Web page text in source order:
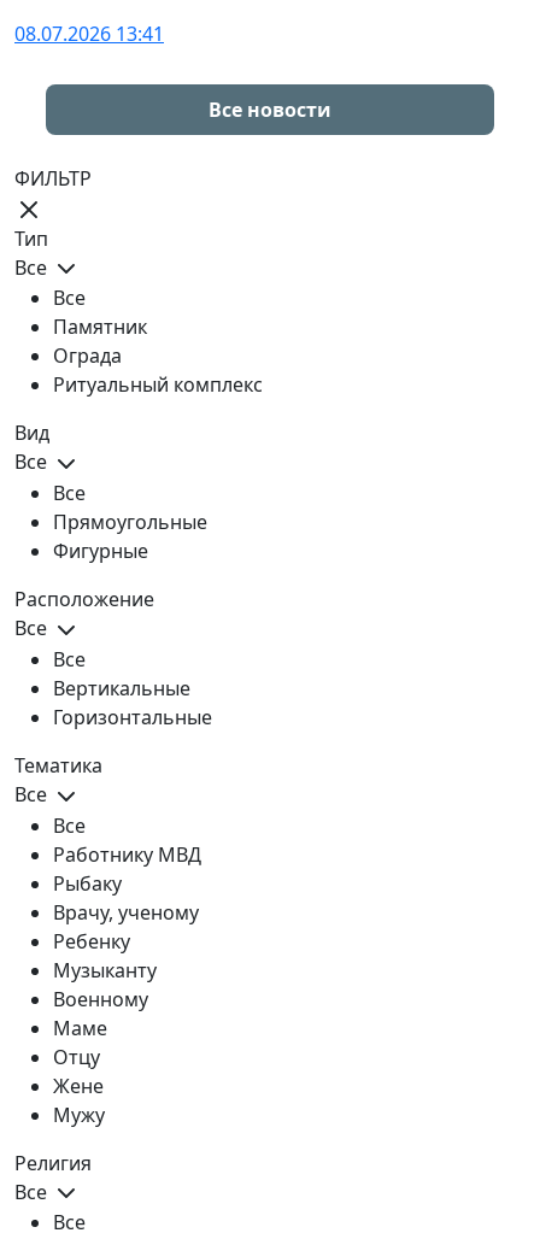
08.07.2026 13:41
Все новости
ФИЛЬТР
Тип
Все
Все
Памятник
Ограда
Ритуальный комплекс
Вид
Все
Все
Прямоугольные
Фигурные
Расположение
Все
Все
Вертикальные
Горизонтальные
Тематика
Все
Все
Работнику МВД
Рыбаку
Врачу, ученому
Ребенку
Музыканту
Военному
Маме
Отцу
Жене
Мужу
Религия
Все
Все